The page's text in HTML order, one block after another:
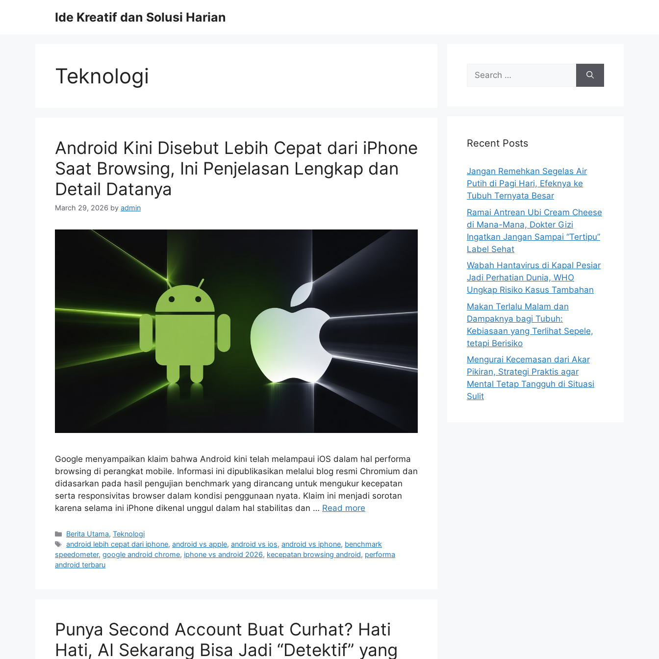
Ide Kreatif dan Solusi Harian
Teknologi
Android Kini Disebut Lebih Cepat dari iPhone
Saat Browsing, Ini Penjelasan Lengkap dan
Detail Datanya
March 29, 2026 by admin
Google menyampaikan klaim bahwa Android kini telah melampaui iOS dalam hal performa
browsing di perangkat mobile. Informasi ini dipublikasikan melalui blog resmi Chromium dan
didasarkan pada hasil pengujian benchmark yang dirancang untuk mengukur kecepatan
serta responsivitas browser dalam kondisi penggunaan nyata. Klaim ini menjadi sorotan
karena selama ini iPhone dikenal unggul dalam hal stabilitas dan … Read more
C
a
t
e
s
Berita Utama,Teknologi
T
a
g
android lebih cepat dari iphone,android vs apple,android vs ios,android vs iphone, benchmark
speedometer, google android chrome, iphone vs android 2026, kecepatan browsing android, performa
android terbaru
Punya Second Account Buat Curhat? Hati
Hati, AI Sekarang Bisa Jadi “Detektif” yang
f
:
Recent Posts
Jangan Remehkan Segelas Air
Putih di Pagi Hari, Efeknya ke
Tubuh Ternyata Besar
Ramai Antrean Ubi Cream Cheese
di Mana-Mana, Dokter Gizi
Ingatkan Jangan Sampai “Tertipu”
Label Sehat
Wabah Hantavirus di Kapal Pesiar
Jadi Perhatian Dunia, WHO
Ungkap Risiko Kasus Tambahan
Makan Terlalu Malam dan
Dampaknya bagi Tubuh:
Kebiasaan yang Terlihat Sepele,
tetapi Berisiko
Mengurai Kecemasan dari Akar
Pikiran, Strategi Praktis agar
Mental Tetap Tangguh di Situasi
Sulit